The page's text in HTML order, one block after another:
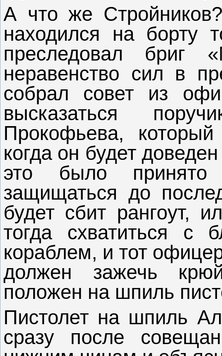
А что же
находился на борту
преследовал бриг
неравенство сил в
собрал совет из
высказаться
Прокофьева,
когда он будет
это было принято
защищаться до
будет сбит рангоут,
тогда схватиться с
кораблем, и тот
должен зажечь
положен на шпиль
Пистолет на шпиль
сразу после